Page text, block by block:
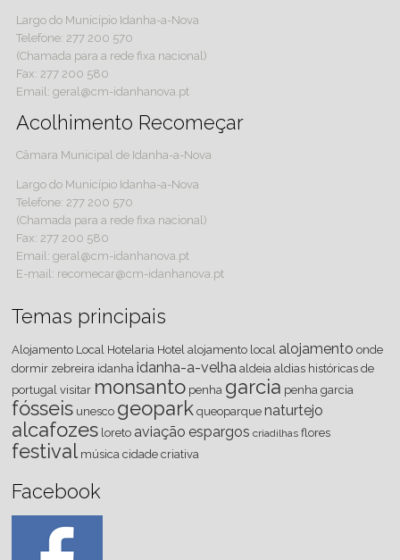
Largo do Município Idanha-a-Nova
Telefone: 277 200 570
(Chamada para a rede fixa nacional)
Fax: 277 200 580
Email: geral@cm-idanhanova.pt
Acolhimento Recomeçar
Câmara Municipal de Idanha-a-Nova
Largo do Município Idanha-a-Nova
Telefone: 277 200 570
(Chamada para a rede fixa nacional)
Fax: 277 200 580
Email: geral@cm-idanhanova.pt
E-mail: recomecar@cm-idanhanova.pt
Temas principais
Alojamento Local Hotelaria Hotel alojamento local alojamento onde
dormir zebreira idanha idanha-a-velha aldeia aldias históricas de
portugal visitar monsanto penha garcia penha garcia
fósseis unesco geopark queoparque naturtejo
alcafozes loreto aviação espargos criadilhas flores
festival música cidade criativa
Facebook